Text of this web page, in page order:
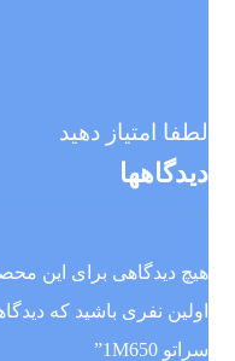
لطفا امتیاز دهید
دیدگاهها
هیچ دیدگاهی برای این
اولین نفری باشید که
سراتو 1M650”